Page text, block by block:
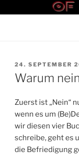
InhaltTHE ART
Der Blog für BDSM
VERÖFFENTLICHT
AM
24. SEPTEMBER
Warum
Zuerst ist „Nein“
wenn es um
wir diesen vier
schreibe, geht es
die Befriedigung